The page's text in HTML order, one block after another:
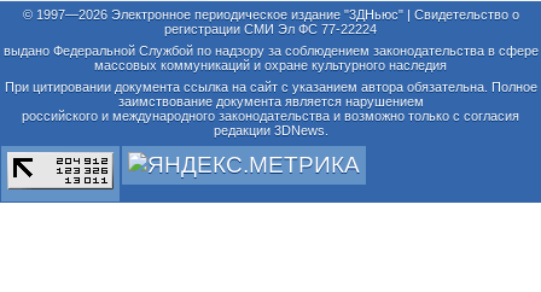
© 1997—2026 Электронное периодическое издание "3ДНьюс" | Свидетельство о
регистрации СМИ Эл ФС 77-22224
выдано Федеральной Службой по надзору за соблюдением законодательства в сфере
массовых коммуникаций и охране культурного наследия
При цитировании документа ссылка на сайт с указанием автора обязательна. Полное
заимствование документа является нарушением
российского и международного законодательства и возможно только с согласия
редакции 3DNews.